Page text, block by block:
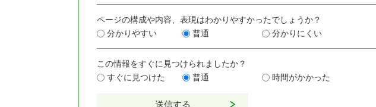
ページの構成や内容、表現はわかりやすかったでしょうか？
分かりやすい
普通 分かりにくい
この情報をすぐに見つけられましたか？
すぐに見つけた
普通 時間がかかった